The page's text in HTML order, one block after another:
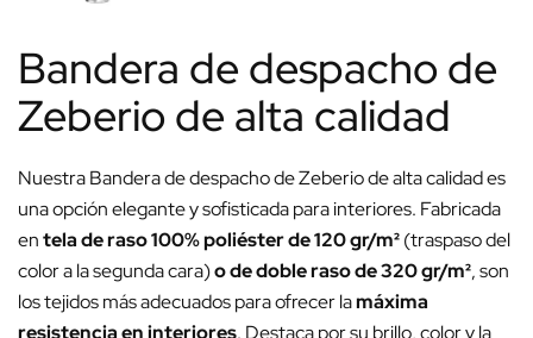
Bandera de despacho de
Zeberio de alta calidad
Nuestra Bandera de despacho de Zeberio de alta calidad es
una opción elegante y sofisticada para interiores. Fabricada
entela de raso 100% poliéster de 120 gr/m²(traspaso del
color a la segunda cara)o de doble raso de 320 gr/m², son
los tejidos más adecuados para ofrecer lamáxima
resistencia en interiores. Destaca por su brillo, color y la